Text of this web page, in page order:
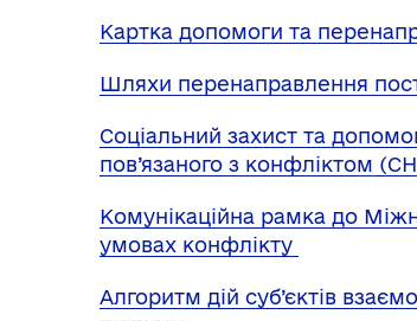
Картка допомоги та
Шляхи перенаправлення
Соціальний захист та
пов’язаного з конфліктом
Комунікаційна рамка до
умовах конфлікту
Алгоритм дій суб’єктів